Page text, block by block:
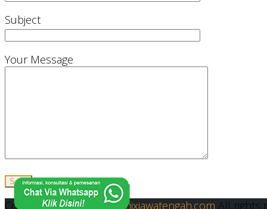
Subject
Your Message
Copyright © 2019 Readymixjawatengah.com All rights